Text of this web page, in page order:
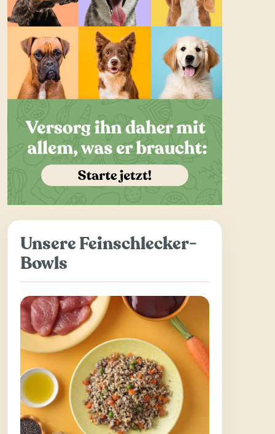
Unsere Feinschlecker-
Bowls